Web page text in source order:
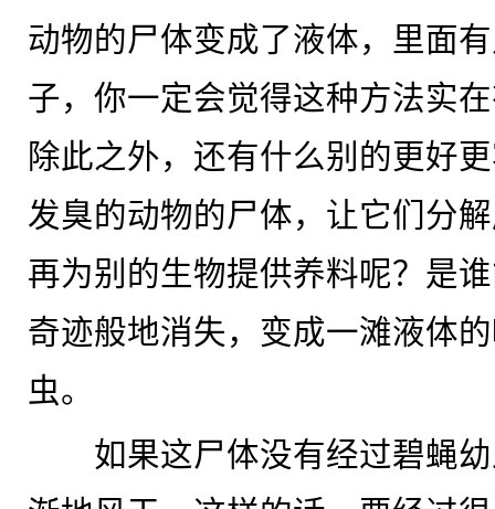
动物的尸体变成了液体，里面
子，你一定会觉得这种方法实
除此之外，还有什么别的更好
发臭的动物的尸体，让它们分
再为别的生物提供养料呢？是
奇迹般地消失，变成一滩液体
虫。
如果这尸体没有经过碧蝇幼